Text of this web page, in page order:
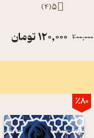
5
(
4
)
200,000
120,000تومان
٪80